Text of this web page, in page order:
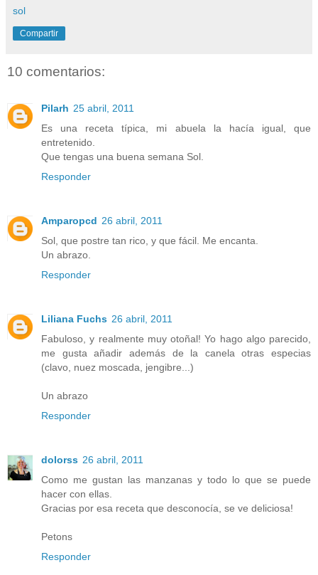
sol
Compartir
10 comentarios:
Pilarh 25 abril, 2011
Es una receta típica, mi abuela la hacía igual, que
entretenido.
Que tengas una buena semana Sol.
Responder
Amparopcd 26 abril, 2011
Sol, que postre tan rico, y que fácil. Me encanta.
Un abrazo.
Responder
Liliana Fuchs 26 abril, 2011
Fabuloso, y realmente muy otoñal! Yo hago algo parecido,
me gusta añadir además de la canela otras especias
(clavo, nuez moscada, jengibre...)
Un abrazo
Responder
dolorss 26 abril, 2011
Como me gustan las manzanas y todo lo que se puede
hacer con ellas.
Gracias por esa receta que desconocía, se ve deliciosa!
Petons
Responder